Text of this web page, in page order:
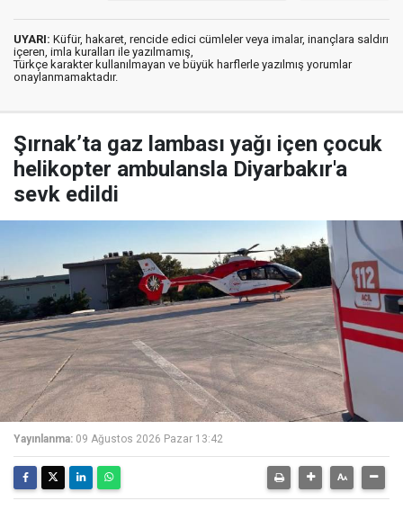
UYARI: Küfür, hakaret, rencide edici cümleler veya imalar, inançlara saldırı
içeren, imla kuralları ile yazılmamış,
Türkçe karakter kullanılmayan ve büyük harflerle yazılmış yorumlar
onaylanmamaktadır.
Şırnak’ta gaz lambası yağı içen çocuk
helikopter ambulansla Diyarbakır'a
sevk edildi
Yayınlanma: 09 Ağustos 2026 Pazar 13:42